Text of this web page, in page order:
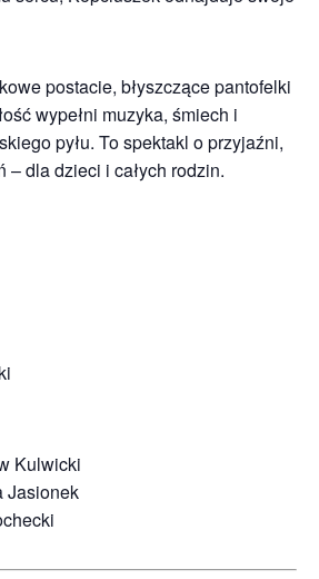
postacie, błyszczące pantofelki
wypełni muzyka, śmiech i
pyłu. To spektakl o przyjaźni,
– dla dzieci i całych rodzin.
Kulwicki
Jasionek